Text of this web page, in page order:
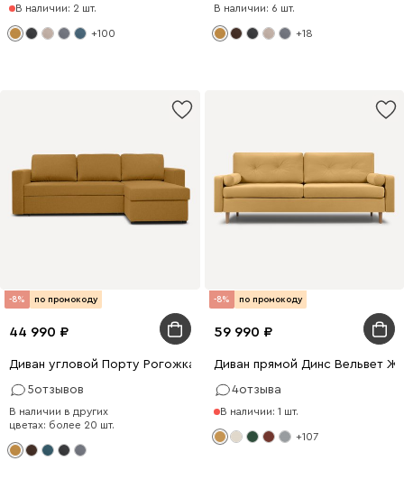
В наличии: 2 шт.
+100
В наличии: 6 шт.
+18
-8% по промокоду
44 990
Диван угловой Порту Рогожка Желтый
5отзывов
В наличии в других
цветах: более 20 шт.
-8% по промокоду
59 990
Диван прямой Динс Вельвет
4отзыва
В наличии: 1 шт.
+107